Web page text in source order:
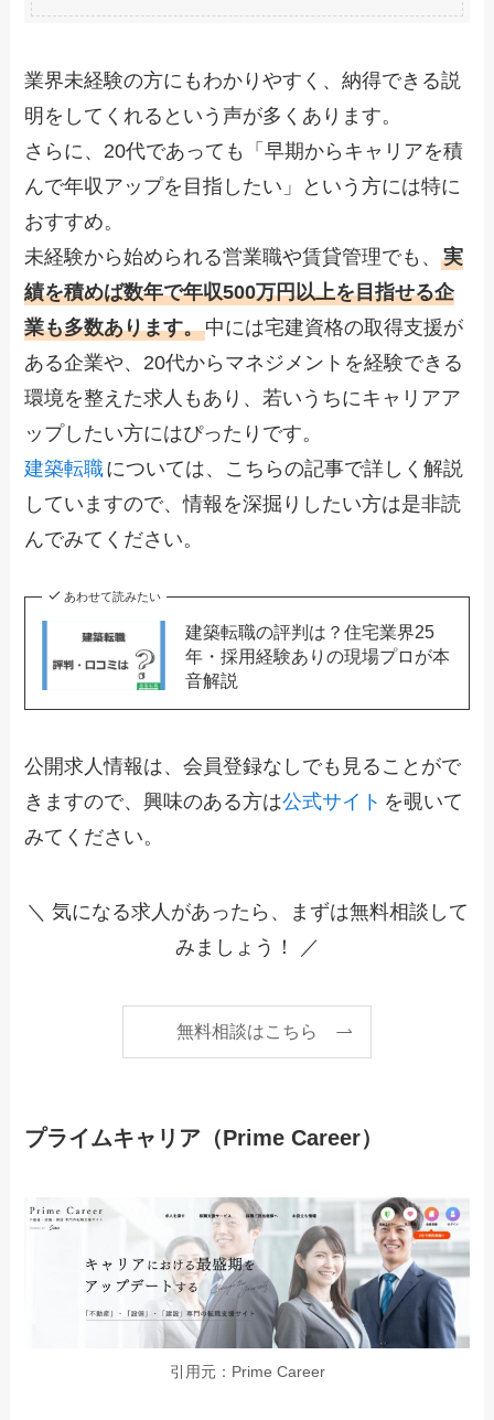
業界未経験の方にもわかりやすく、納得できる説
明をしてくれるという声が多くあります。
さらに、20代であっても「早期からキャリアを積
んで年収アップを目指したい」という方には特に
おすすめ。
未経験から始められる営業職や賃貸管理でも、実
績を積めば数年で年収500万円以上を目指せる企
業も多数あります。中には宅建資格の取得支援が
ある企業や、20代からマネジメントを経験できる
環境を整えた求人もあり、若いうちにキャリアア
ップしたい方にはぴったりです。
建築転職については、こちらの記事で詳しく解説
していますので、情報を深掘りしたい方は是非読
んでみてください。
あわせて読みたい
建築転職の評判は？住宅業界25
年・採用経験ありの現場プロが本
音解説
公開求人情報は、会員登録なしでも見ることがで
きますので、興味のある方は公式サイト を覗いて
みてください。
＼ 気になる求人があったら、まずは無料相談して
みましょう！ ／
無料相談はこちら
プライムキャリア（Prime Career）
引用元：Prime Career